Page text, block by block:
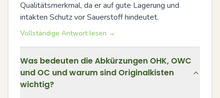
Qualitätsmerkmal, da er auf gute Lagerung und
intakten Schutz vor Sauerstoff hindeutet.
Vollständige Antwort lesen →
Was bedeuten die Abkürzungen OHK, OWC
und OC und warum sind Originalkisten
wichtig?